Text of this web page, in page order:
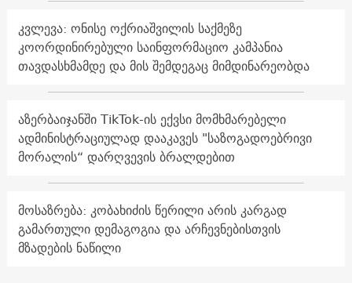
კვლევა: ონისე ოქრიაშვილის საქმეზე
კოორდინირებული საინფორმაციო კამპანია
თავდასხმამდე და მის შემდეგაც მიმდინარეობდა
აზერბაიჯანში TikTok-ის ექვსი მომხმარებელი
ადმინისტრაციულად დააკავეს "საზოგადოებრივი
მორალის“ დარღვევის ბრალდებით
მოსაზრება: კობახიძის წერილი არის კარგად
გამართული დემაგოგია და არჩევნებისთვის
მზადების ნაწილი